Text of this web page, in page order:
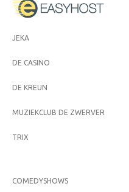
JEKA
DE CASINO
DE KREUN
MUZIEKCLUB DE ZWERVER
TRIX
COMEDYSHOWS